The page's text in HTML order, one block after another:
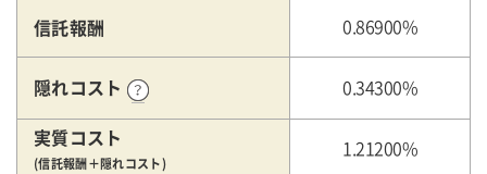
信託報酬 0.86900%
隠れコスト 0.34300%
実質コスト
(信託報酬＋隠れコスト)
1.21200%